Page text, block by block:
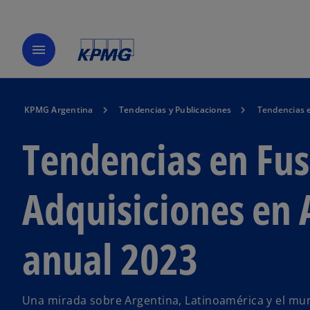
menu
KPMG Argentina Tendencias y Publicaciones Tendencias
Tendencias en
Adquisiciones
anual 2023
Una mirada sobre Argentina, Latinoamérica y el